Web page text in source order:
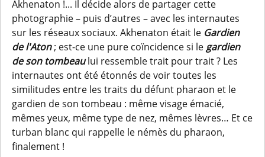
Akhenaton !... Il décide alors de partager cette
photographie – puis d’autres – avec les internautes
sur les réseaux sociaux. Akhenaton était le Gardien
de l'Aton; est-ce une pure coïncidence si legardien
de son tombeaului ressemble trait pour trait ? Les
internautes ont été étonnés de voir toutes les
similitudes entre les traits du défunt pharaon et le
gardien de son tombeau : même visage émacié,
mêmes yeux, même type de nez, mêmes lèvres… Et ce
turban blanc qui rappelle le némès du pharaon,
finalement !